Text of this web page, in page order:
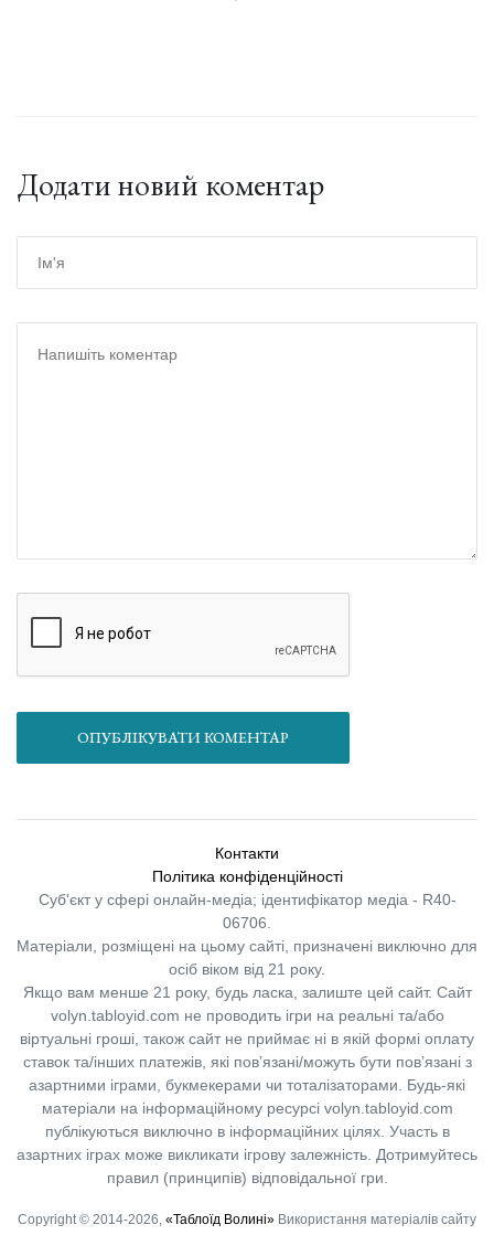
Додати новий коментар
ОПУБЛІКУВАТИ КОМЕНТАР
Контакти
Політика конфіденційності
Суб'єкт у сфері онлайн-медіа; ідентифікатор медіа - R40-
06706.
Матеріали, розміщені на цьому сайті, призначені виключно для
осіб віком від 21 року.
Якщо вам менше 21 року, будь ласка, залиште цей сайт. Сайт
volyn.tabloyid.com не проводить ігри на реальні та/або
віртуальні гроші, також сайт не приймає ні в якій формі оплату
ставок та/інших платежів, які пов’язані/можуть бути пов’язані з
азартними іграми, букмекерами чи тоталізаторами. Будь-які
матеріали на інформаційному ресурсі volyn.tabloyid.com
публікуються виключно в інформаційних цілях. Участь в
азартних іграх може викликати ігрову залежність. Дотримуйтесь
правил (принципів) відповідальної гри.
Copyright © 2014-2026, «Таблоїд Волині» Використання матеріалів сайту